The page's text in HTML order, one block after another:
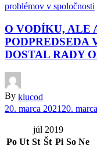
problémov v spoločnosti
O VODÍKU, ALE
PODPREDSEDA
DOSTAL RADY
By klucod
20. marca 2021 20.
júl 2019
Po Ut St Št Pi So Ne